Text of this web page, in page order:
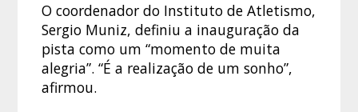
O coordenador do Instituto de Atletismo,
Sergio Muniz, definiu a inauguração da
pista como um “momento de muita
alegria”. “É a realização de um sonho”,
afirmou.